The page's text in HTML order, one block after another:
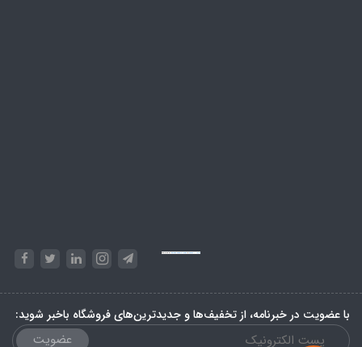
Powered by Embed Google Maps & Phase 10 rules
با عضویت در خبرنامه، از تخفیف‌ها و جدیدترین‌های فروشگاه باخبر شوید:
عضویت